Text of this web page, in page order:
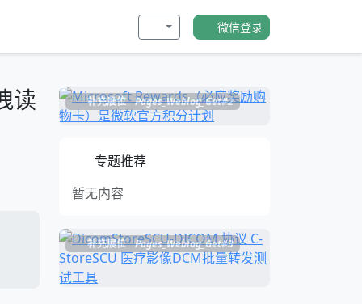
微信登录
读 补充展位 Pages_Weblog_Get#2
专题推荐
暂无内容
补充展位 Pages_Weblog_Get#3